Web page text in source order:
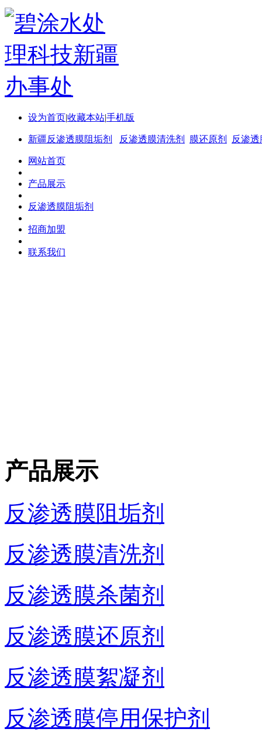
设为首页|收藏本站|手机版
新疆反渗透膜阻垢剂 反渗透膜清洗剂 膜还原剂 反渗
网站首页
产品展示
反渗透膜阻垢剂
招商加盟
联系我们
产品展示
反渗透膜阻垢剂
反渗透膜清洗剂
反渗透膜杀菌剂
反渗透膜还原剂
反渗透膜絮凝剂
反渗透膜停用保护剂